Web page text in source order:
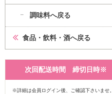
調味料へ戻る
食品・飲料・酒へ戻る
次回配送時間 締切日時※
※詳細は会員ログイン後、ご確認下さいませ。